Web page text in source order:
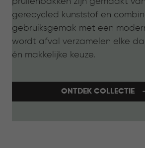
gerecycled kunststof en
gebruiksgemak met een
wordt afval verzamelen elke
én makkelijke keuze.
ONTDEK COLLECTIE